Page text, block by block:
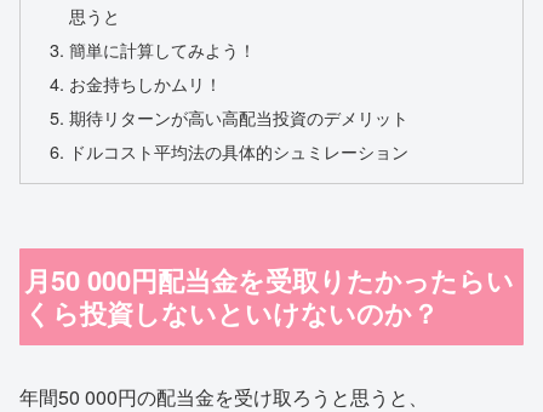
思うと
簡単に計算してみよう！
お金持ちしかムリ！
期待リターンが高い高配当投資のデメリット
ドルコスト平均法の具体的シュミレーション
月50 000円配当金を受取りたかったらい
くら投資しないといけないのか？
年間50 000円の配当金を受け取ろうと思うと、